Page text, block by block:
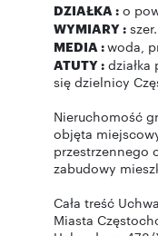
DZIAŁKA : o
WYMIARY :
MEDIA :woda,
ATUTY :
się dzielnicy
Nieruchomość
objęta
przestrzennego
zabudowy
Cała treść
Miasta